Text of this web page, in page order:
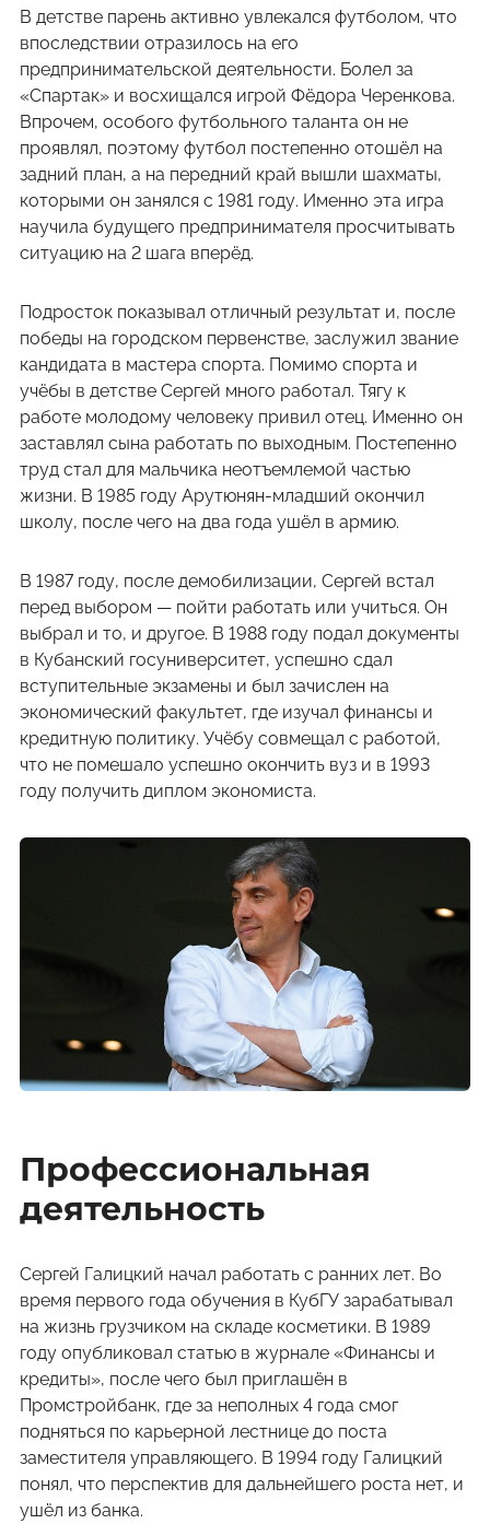
В детстве парень активно увлекался футболом, что
впоследствии отразилось на его
предпринимательской деятельности. Болел за
«Спартак» и восхищался игрой Фёдора Черенкова.
Впрочем, особого футбольного таланта он не
проявлял, поэтому футбол постепенно отошёл на
задний план, а на передний край вышли шахматы,
которыми он занялся с 1981 году. Именно эта игра
научила будущего предпринимателя просчитывать
ситуацию на 2 шага вперёд.
Подросток показывал отличный результат и, после
победы на городском первенстве, заслужил звание
кандидата в мастера спорта. Помимо спорта и
учёбы в детстве Сергей много работал. Тягу к
работе молодому человеку привил отец. Именно он
заставлял сына работать по выходным. Постепенно
труд стал для мальчика неотъемлемой частью
жизни. В 1985 году Арутюнян-младший окончил
школу, после чего на два года ушёл в армию.
В 1987 году, после демобилизации, Сергей встал
перед выбором — пойти работать или учиться. Он
выбрал и то, и другое. В 1988 году подал документы
в Кубанский госуниверситет, успешно сдал
вступительные экзамены и был зачислен на
экономический факультет, где изучал финансы и
кредитную политику. Учёбу совмещал с работой,
что не помешало успешно окончить вуз и в 1993
году получить диплом экономиста.
Профессиональная
деятельность
Сергей Галицкий начал работать с ранних лет. Во
время первого года обучения в КубГУ зарабатывал
на жизнь грузчиком на складе косметики. В 1989
году опубликовал статью в журнале «Финансы и
кредиты», после чего был приглашён в
Промстройбанк, где за неполных 4 года смог
подняться по карьерной лестнице до поста
заместителя управляющего. В 1994 году Галицкий
понял, что перспектив для дальнейшего роста нет, и
ушёл из банка.